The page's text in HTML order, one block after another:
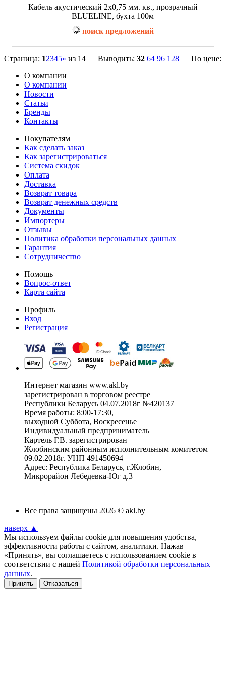
Кабель акустический 2х0,75 мм. кв., прозрачный
BLUELINE, бухта 100м
поиск предложений
Страница: 12345» из 14 Выводить: 32 64 96 128
По цене:
О компании
О компании
Новости
Статьи
Бренды
Контакты
Покупателям
Как сделать заказ
Как зарегистрироваться
Система скидок
Оплата
Доставка
Возврат товара
Возврат денежных средств
Документы
Импортеры
Отзывы
Политика обработки персональных данных
Гарантия
Сотрудничество
Помощь
Вопрос-ответ
Карта сайта
Профиль
Вход
Регистрация
Интернет магазин www.akl.by
зарегистрирован в торговом реестре
Республики Беларусь 04.07.2018г №420137
Время работы: 8:00-17:30,
выходной Суббота, Воскресенье
Индивидуальный предприниматель
Картель Г.В. зарегистрирован
Жлобинским районным исполнительным комитетом
09.02.2018г. УНП 491450694
Адрес: Республика Беларусь, г.Жлобин,
Микрорайон Лебедевка-Юг д.3
Все права защищены 2026 © akl.by
наверх ▲
Мы используем файлы cookie для повышения удобства,
эффективности работы с сайтом, аналитики. Нажав
«Принять», вы соглашаетесь с использованием cookie в
соответствии с нашей Политикой обработки персональных
данных.
Принять Отказаться